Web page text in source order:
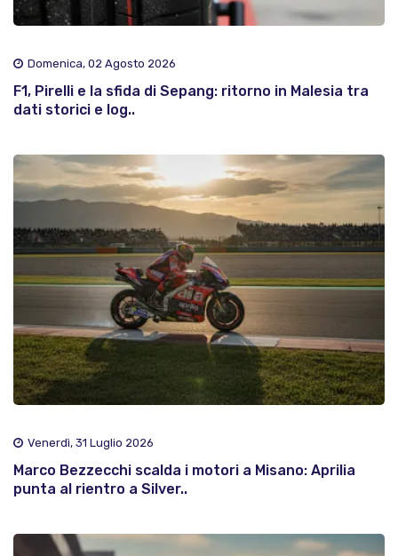
Domenica, 02 Agosto 2026
F1, Pirelli e la sfida di Sepang: ritorno in Malesia tra
dati storici e log..
Venerdì, 31 Luglio 2026
Marco Bezzecchi scalda i motori a Misano: Aprilia
punta al rientro a Silver..